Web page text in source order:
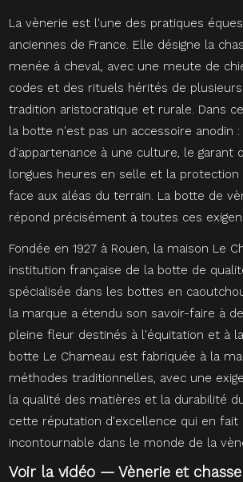
La vènerie est l'une des pratiques
anciennes de France. Elle désigne la
menée à cheval, avec une meute de
codes et des rituels hérités de
tradition aristocratique et rurale. Dans
la botte n'est pas un accessoire anodin
d'appartenance à une culture, le garant
longues heures en selle et la protection
face aux aléas du terrain. La botte de
répond précisément à toutes ces
Fondée en 1927 à Rouen, la maison Le
institution française de la botte de
spécialisée dans les bottes en
la marque a étendu son savoir-faire à
pleine fleur destinés à l'équitation et à
botte Le Chameau est fabriquée à la
méthodes traditionnelles, avec une
la qualité des matières et la durabilité
cette réputation d'excellence qui en fait
incontournable dans le monde de la
Voir la vidéo — Vènerie et